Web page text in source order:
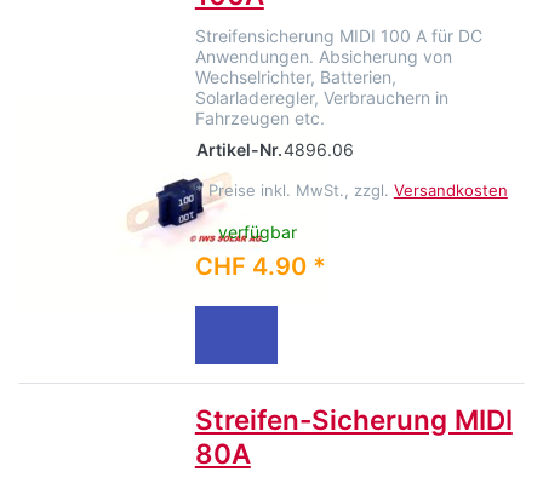
Streifensicherung MIDI 100 A für DC
Anwendungen. Absicherung von
Wechselrichter, Batterien,
Solarladeregler, Verbrauchern in
Fahrzeugen etc.
Artikel-Nr.4896.06
* Preise inkl. MwSt., zzgl. Versandkosten
verfügbar
CHF 4.90 *
Streifen-Sicherung MIDI
80A